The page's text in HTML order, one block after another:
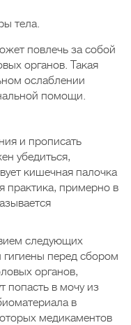
тела.
повлечь за собой
органов. Такая
ослаблении
помощи.
и прописать
убедиться,
кишечная палочка
практика, примерно в
следующих
перед сбором
органов,
попасть в мочу из
в
медикаментов